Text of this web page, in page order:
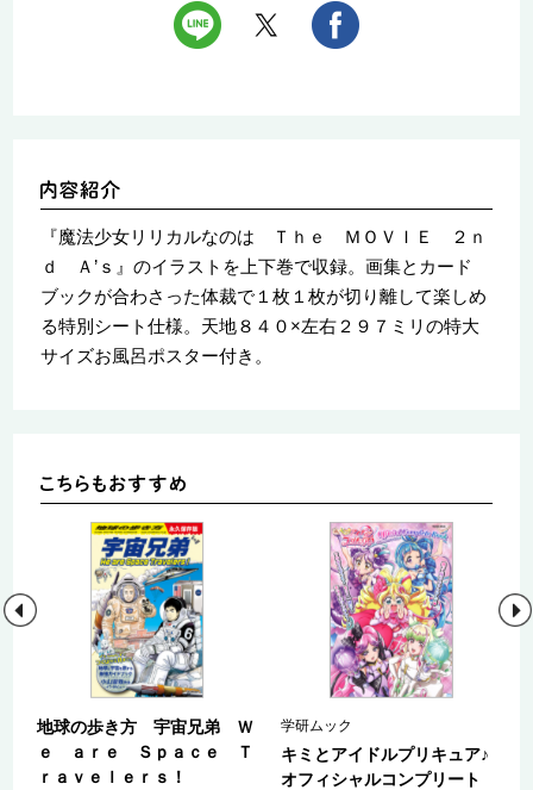
『魔法少女リリカルなのは Ｔｈｅ ＭＯＶＩＥ ２ｎ
ｄ Ａ’ｓ』のイラストを上下巻で収録。画集とカード
ブックが合わさった体裁で１枚１枚が切り離して楽しめ
る特別シート仕様。天地８４０×左右２９７ミリの特大
サイズお風呂ポスター付き。
地球の歩き方 宇宙兄弟 Ｗ
ｅ ａｒｅ Ｓｐａｃｅ Ｔ
ｒａｖｅｌｅｒｓ！
学研ムック
キミとアイドルプリキュア♪
オフィシャルコンプリート